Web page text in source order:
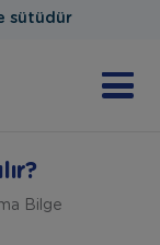
sütüdür
Bilge